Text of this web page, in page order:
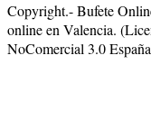
Copyright.- Bufete
online en Valencia.
NoComercial 3.0